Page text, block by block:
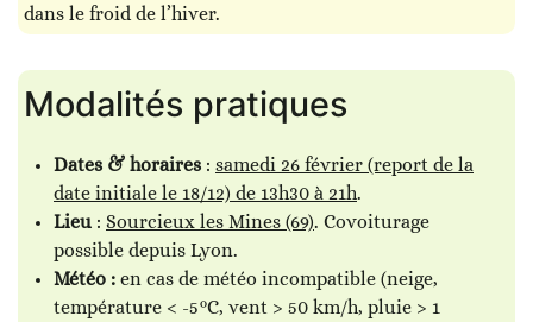
dans le froid de l’hiver.
Modalités pratiques
Dates & horaires : samedi 26 février (report de la
date initiale le 18/12) de 13h30 à 21h.
Lieu : Sourcieux les Mines (69). Covoiturage
possible depuis Lyon.
Météo : en cas de météo incompatible (neige,
température < -5°C, vent > 50 km/h, pluie > 1